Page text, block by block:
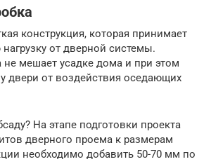
конструкция, которая принимает
от дверной системы.
не мешает усадке дома и при этом
двери от воздействия оседающих
На этапе подготовки проекта
дверного проема к размерам
необходимо добавить 50-70 мм по